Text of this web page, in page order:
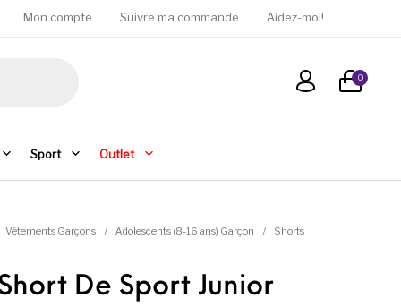
Mon compte Suivre ma commande Aidez-moi!
0
Sport Outlet
Vêtements Garçons / Adolescents (8-16 ans) Garçon /
Shorts
De Sport Junior